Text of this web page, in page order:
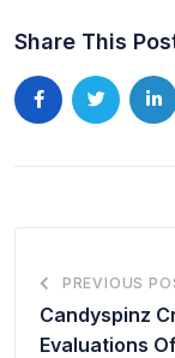
Share This
PREVIOUS
Candyspinz
Evaluations